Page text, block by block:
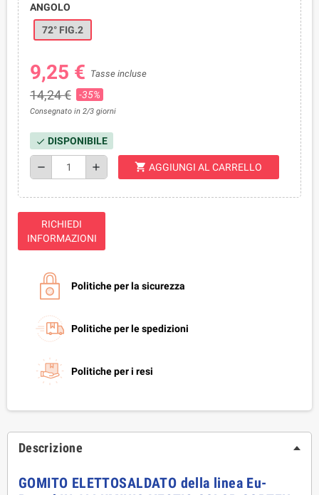
ANGOLO
72° FIG.2
9,25 € Tasse incluse
14,24 € -35%
Consegnato in 2/3 giorni
check DISPONIBILE
remove add shopping_cart AGGIUNGI AL CARRELLO
RICHIEDI
INFORMAZIONI
Politiche per la sicurezza
Politiche per le spedizioni
Politiche per i resi
Descrizione
GOMITO ELETTOSALDATO della linea Eu-